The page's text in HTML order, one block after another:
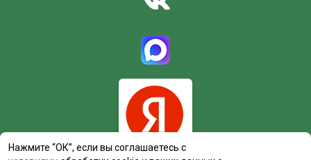
Нажмите “ОК”, если вы соглашаетесь с